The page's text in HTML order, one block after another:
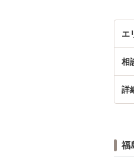
エ
相
詳
福